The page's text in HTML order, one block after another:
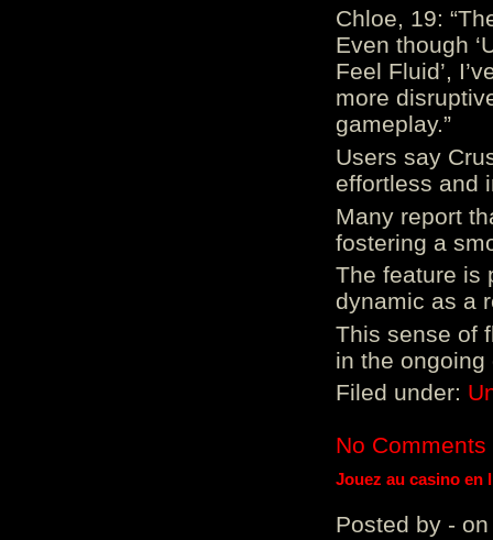
Chloe, 19:
Even though
Feel Fluid’,
more
gameplay.”
Users say
effortless and
Many report
fostering a
The feature is
dynamic as a
This sense of
in the ongoing
Filed under:
No Comments
Jouez au casino en
Posted by - on